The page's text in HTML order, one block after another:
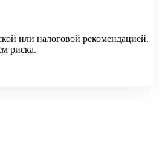
или налоговой рекомендацией.
риска.